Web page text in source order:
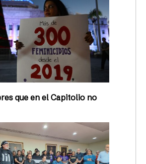
que en el Capitolio no